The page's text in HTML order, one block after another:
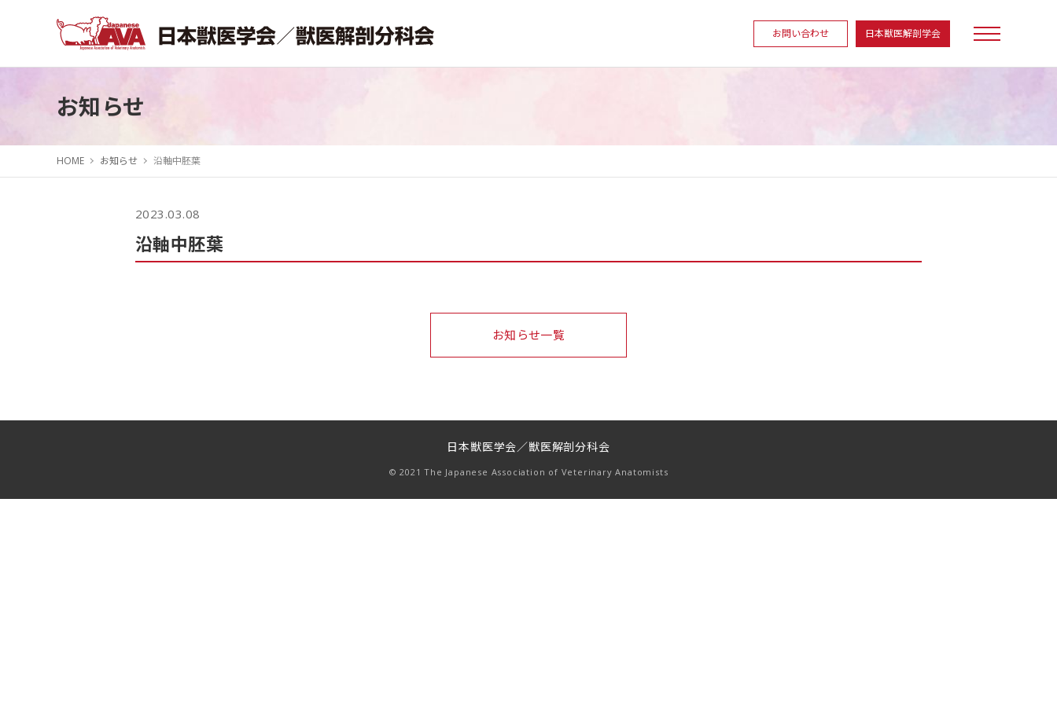
お問い合わせ 日本獣医解剖学会
お知らせ
HOME お知らせ 沿軸中胚葉
2023.03.08
沿軸中胚葉
お知らせ一覧
日本獣医学会／獣医解剖分科会
© 2021 The Japanese Association of Veterinary Anatomists